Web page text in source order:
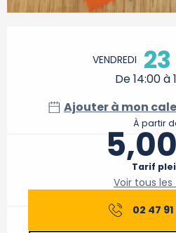
VENDREDI 23
De 14:00 à
Ajouter à mon
À partir
Tarif
Voir tous
02 47